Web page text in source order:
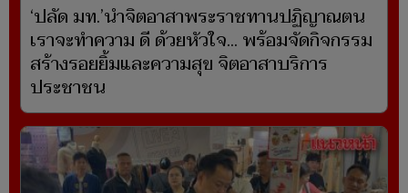
‘ปลัด มท.’นำจิตอาสาพระราชทานปฏิญาณตน
เราจะทำความ ดี ด้วยหัวใจ... พร้อมจัดกิจกรรม
สร้างรอยยิ้มและความสุข จิตอาสาบริการ
ประชาชน